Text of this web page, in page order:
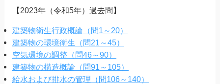
【2023年（令和5年）過去問】
建築物衛生行政概論（問1～20）
建築物の環境衛生（問21～45）
空気環境の調整（問46～90）
建築物の構造概論（問91～105）
給水および排水の管理（問106～140）